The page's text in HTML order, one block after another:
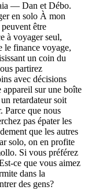
— Dan et Débo.
en solo À mon
être
à voyager seul,
le finance voyage,
un coin du
partirez
avec décisions
sur une boîte
retardateur soit
Parce que nous
pas épater les
que les autres
solo, on en profite
Si vous préférez
ce que vous aimez
dans la
des gens?